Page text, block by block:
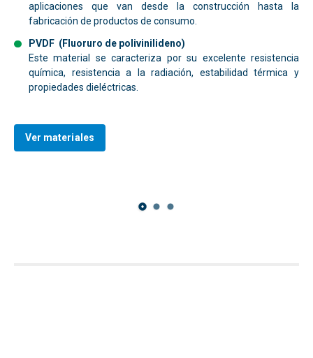
aplicaciones que van desde la construcción hasta la
fabricación de productos de consumo.
PVDF (Fluoruro de polivinilideno)
Este material se caracteriza por su excelente resistencia
química, resistencia a la radiación, estabilidad térmica y
propiedades dieléctricas
Ver materiales